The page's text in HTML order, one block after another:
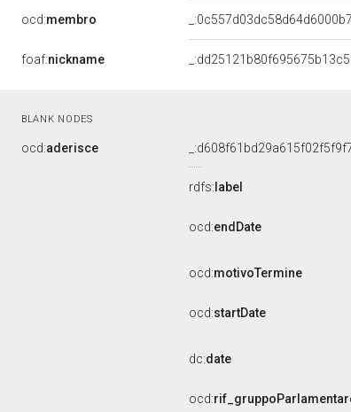
ocd:membro
foaf:nickname
BLANK NODES
ocd:aderisce
rdfs: label
ocd:endDate
ocd:motivoTermine
ocd:startDate
dc:date
ocd: